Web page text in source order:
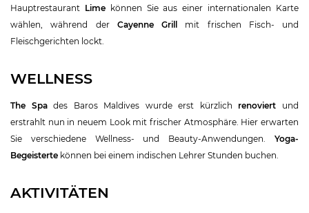
Hauptrestaurant Lime können Sie aus einer internationalen Karte
wählen, während der Cayenne Grill
mit frischen Fisch- und
Fleischgerichten lockt.
WELLNESS
The Spades Baros Maldives wurde erst kürzlich renoviert und
erstrahlt nun in neuem Look mit frischer Atmosphäre. Hier erwarten
Sie verschiedene Wellness- und Beauty-Anwendungen. Yoga-
Begeisterte können bei einem indischen Lehrer Stunden buchen.
AKTIVITÄTEN